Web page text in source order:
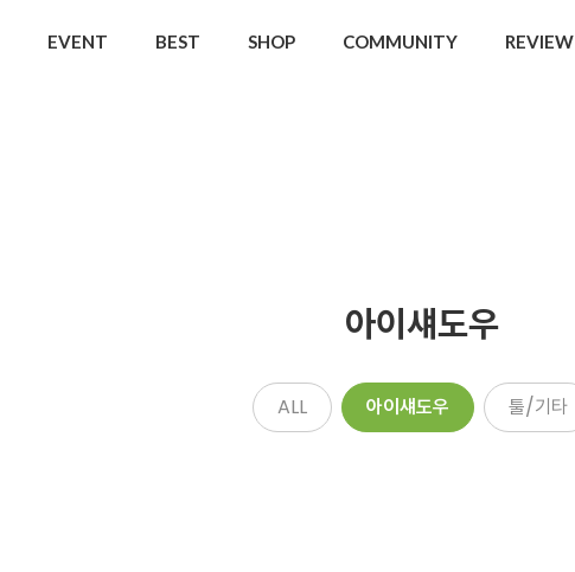
EVENT BEST SHOP COMMUNITY REVIEW
아이섀도우
ALL 아이섀도우 툴/기타